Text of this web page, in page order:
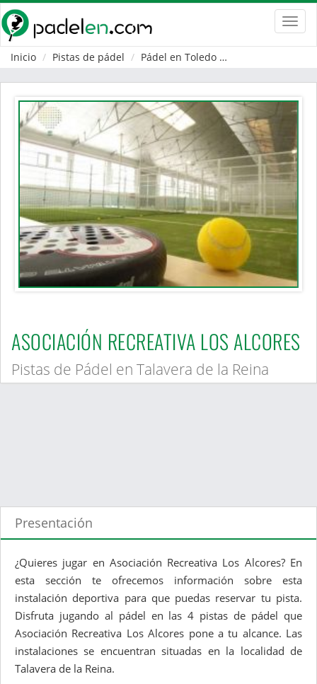
Inicio
Pistas de pádel Pádel en Toledo
ASOCIACIÓN RECREATIVA LOS ALCORES
Pistas de Pádel en Talavera de la Reina
Presentación
¿Quieres jugar en Asociación Recreativa Los Alcores? En
esta sección te ofrecemos información sobre esta
instalación deportiva para que puedas reservar tu pista.
Disfruta jugando al pádel en las 4 pistas de pádel que
Asociación Recreativa Los Alcores pone a tu alcance. Las
instalaciones se encuentran situadas en la localidad de
Talavera de la Reina.